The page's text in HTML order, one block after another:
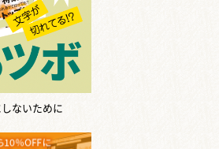
ないために